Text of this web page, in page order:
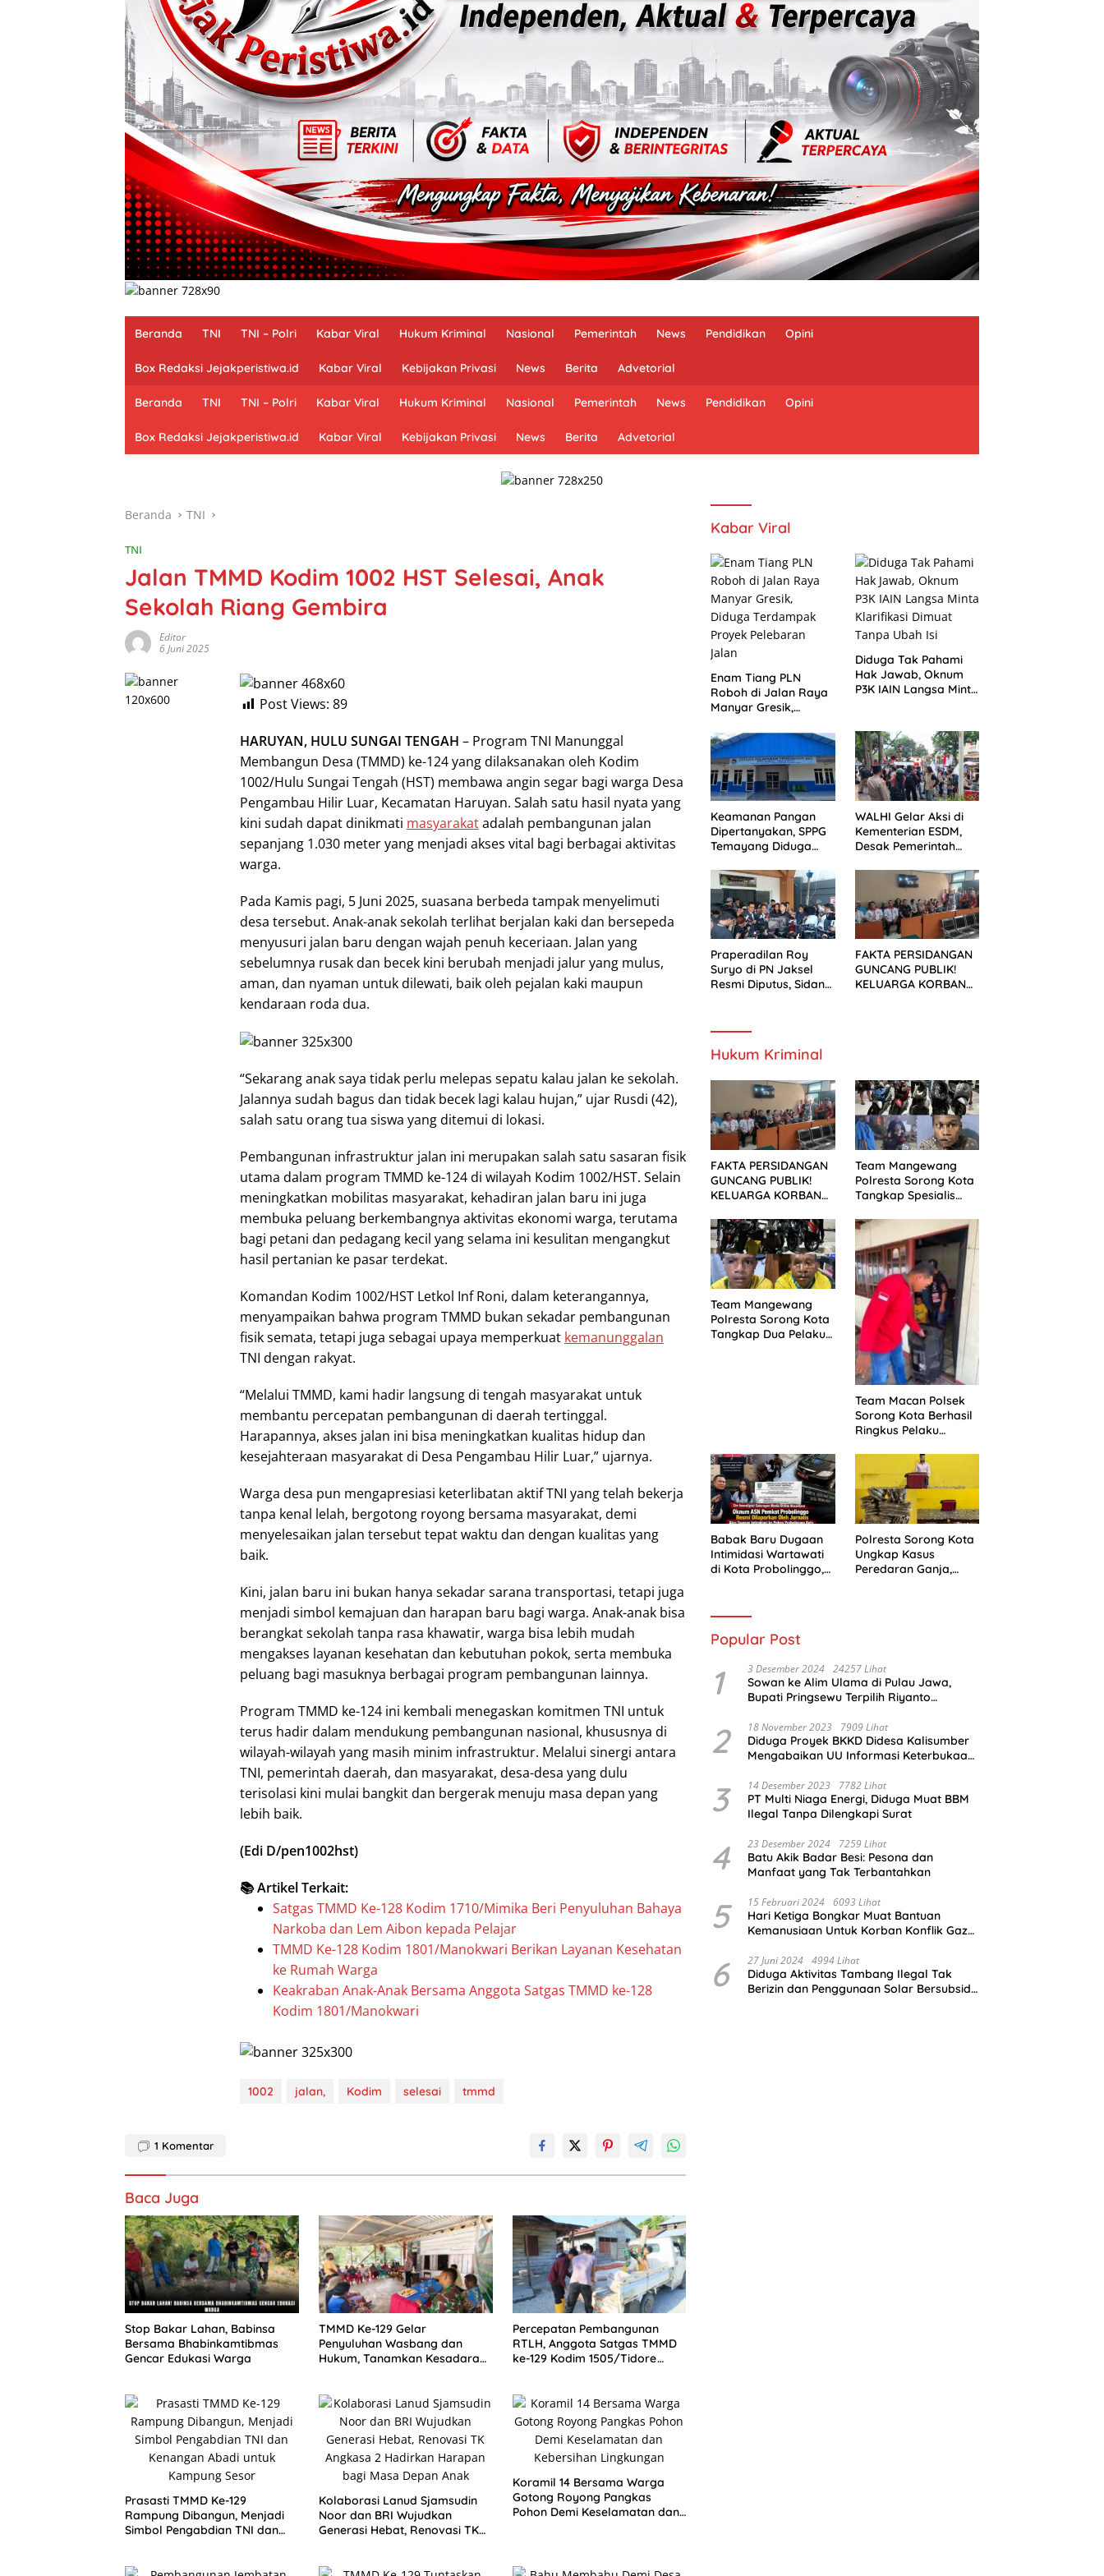
Beranda TNI TNI – Polri Kabar Viral Hukum Kriminal Nasional Pemerintah News Pendidikan Opini
Box Redaksi Jejakperistiwa.id Kabar Viral Kebijakan Privasi News Berita Advetorial
Beranda TNI TNI – Polri Kabar Viral Hukum Kriminal Nasional Pemerintah News Pendidikan Opini
Box Redaksi Jejakperistiwa.id Kabar Viral Kebijakan Privasi News Berita Advetorial
Beranda TNI
TNI
Jalan TMMD Kodim 1002 HST Selesai, Anak
Sekolah Riang Gembira
Editor
6 Juni 2025
Post Views: 89
HARUYAN, HULU SUNGAI TENGAH – Program TNI Manunggal
Membangun Desa (TMMD) ke-124 yang dilaksanakan oleh Kodim
1002/Hulu Sungai Tengah (HST) membawa angin segar bagi warga Desa
Pengambau Hilir Luar, Kecamatan Haruyan. Salah satu hasil nyata yang
kini sudah dapat dinikmati masyarakatadalah pembangunan jalan
sepanjang 1.030 meter yang menjadi akses vital bagi berbagai aktivitas
warga.
Pada Kamis pagi, 5 Juni 2025, suasana berbeda tampak menyelimuti
desa tersebut. Anak-anak sekolah terlihat berjalan kaki dan bersepeda
menyusuri jalan baru dengan wajah penuh keceriaan. Jalan yang
sebelumnya rusak dan becek kini berubah menjadi jalur yang mulus,
aman, dan nyaman untuk dilewati, baik oleh pejalan kaki maupun
kendaraan roda dua.
“Sekarang anak saya tidak perlu melepas sepatu kalau jalan ke sekolah.
Jalannya sudah bagus dan tidak becek lagi kalau hujan,” ujar Rusdi (42),
salah satu orang tua siswa yang ditemui di lokasi.
Pembangunan infrastruktur jalan ini merupakan salah satu sasaran fisik
utama dalam program TMMD ke-124 di wilayah Kodim 1002/HST. Selain
meningkatkan mobilitas masyarakat, kehadiran jalan baru ini juga
membuka peluang berkembangnya aktivitas ekonomi warga, terutama
bagi petani dan pedagang kecil yang selama ini kesulitan mengangkut
hasil pertanian ke pasar terdekat.
Komandan Kodim 1002/HST Letkol Inf Roni, dalam keterangannya,
menyampaikan bahwa program TMMD bukan sekadar pembangunan
fisik semata, tetapi juga sebagai upaya memperkuat kemanunggalan
TNI dengan rakyat.
“Melalui TMMD, kami hadir langsung di tengah masyarakat untuk
membantu percepatan pembangunan di daerah tertinggal.
Harapannya, akses jalan ini bisa meningkatkan kualitas hidup dan
kesejahteraan masyarakat di Desa Pengambau Hilir Luar,” ujarnya.
Warga desa pun mengapresiasi keterlibatan aktif TNI yang telah bekerja
tanpa kenal lelah, bergotong royong bersama masyarakat, demi
menyelesaikan jalan tersebut tepat waktu dan dengan kualitas yang
baik.
Kini, jalan baru ini bukan hanya sekadar sarana transportasi, tetapi juga
menjadi simbol kemajuan dan harapan baru bagi warga. Anak-anak bisa
berangkat sekolah tanpa rasa khawatir, warga bisa lebih mudah
mengakses layanan kesehatan dan kebutuhan pokok, serta membuka
peluang bagi masuknya berbagai program pembangunan lainnya.
Program TMMD ke-124 ini kembali menegaskan komitmen TNI untuk
terus hadir dalam mendukung pembangunan nasional, khususnya di
wilayah-wilayah yang masih minim infrastruktur. Melalui sinergi antara
TNI, pemerintah daerah, dan masyarakat, desa-desa yang dulu
terisolasi kini mulai bangkit dan bergerak menuju masa depan yang
lebih baik.
(Edi D/pen1002hst)
📚 Artikel Terkait:
Satgas TMMD Ke-128 Kodim 1710/Mimika Beri Penyuluhan Bahaya
Narkoba dan Lem Aibon kepada Pelajar
TMMD Ke-128 Kodim 1801/Manokwari Berikan Layanan Kesehatan
ke Rumah Warga
Keakraban Anak-Anak Bersama Anggota Satgas TMMD ke-128
Kodim 1801/Manokwari
1002 jalan, Kodim selesai tmmd
1 Komentar
Baca Juga
Stop Bakar Lahan, Babinsa
Bersama Bhabinkamtibmas
Gencar Edukasi Warga
TMMD Ke-129 Gelar
Penyuluhan Wasbang dan
Hukum, Tanamkan Kesadaran
Percepatan Pembangunan
RTLH, Anggota Satgas TMMD
ke-129 Kodim 1505/Tidore
Prasasti TMMD Ke-129
Rampung Dibangun, Menjadi
Simbol Pengabdian TNI dan
Kolaborasi Lanud Sjamsudin
Noor dan BRI Wujudkan
Generasi Hebat, Renovasi TK
Koramil 14 Bersama Warga
Gotong Royong Pangkas
Pohon Demi Keselamatan dan
Kabar Viral
Enam Tiang PLN
Roboh di Jalan Raya
Manyar Gresik,
Proyek Pelebaran
Jalan
Diduga Tak Pahami
Hak Jawab, Oknum
P3K IAIN Langsa Minta
Keamanan Pangan
Dipertanyakan, SPPG
Temayang Diduga
SLHS
WALHI Gelar Aksi di
Kementerian ESDM,
Desak Pemerintah
Energi Berkeadilan
Praperadilan Roy
Suryo di PN Jaksel
Resmi Diputus, Sidang
FAKTA PERSIDANGAN
GUNCANG PUBLIK!
KELUARGA KORBAN
Hukum Kriminal
FAKTA PERSIDANGAN
GUNCANG PUBLIK!
KELUARGA KORBAN
SETELAH SIDANG
TUNTUTAN DITUNDA
Team Mangewang
Polresta Sorong Kota
Tangkap Spesialis
Akui Curi 29 Sepeda
Motor
Team Mangewang
Polresta Sorong Kota
Tangkap Dua Pelaku
Team Macan Polsek
Sorong Kota Berhasil
Ringkus Pelaku
Babak Baru Dugaan
Intimidasi Wartawati
di Kota Probolinggo,
Polresta Sorong Kota
Ungkap Kasus
Peredaran Ganja,
Popular Post
1 3 Desember 2024 24257 Lihat
Sowan ke Alim Ulama di Pulau Jawa,
Bupati Pringsewu Terpilih Riyanto
Amanah
2 18 November 2023 7909 Lihat
Diduga Proyek BKKD Didesa Kalisumber
Mengabaikan UU Informasi Keterbukaan
3 14 Desember 2023 7782 Lihat
PT Multi Niaga Energi, Diduga Muat BBM
Ilegal Tanpa Dilengkapi Surat
4 23 Desember 2024 7259 Lihat
Batu Akik Badar Besi: Pesona dan
Manfaat yang Tak Terbantahkan
5 15 Februari 2024 6093 Lihat
Hari Ketiga Bongkar Muat Bantuan
Kemanusiaan Untuk Korban Konflik Gaza
6 27 Juni 2024 4994 Lihat
Diduga Aktivitas Tambang Ilegal Tak
Berizin dan Penggunaan Solar Bersubsidi